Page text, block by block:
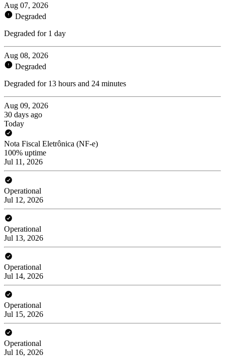
Aug 07, 2026
Degraded
Degraded for 1 day
Aug 08, 2026
Degraded
Degraded for 13 hours and 24 minutes
Aug 09, 2026
30 days ago
Today
Nota Fiscal Eletrônica (NF-e)
100% uptime
Jul 11, 2026
Operational
Jul 12, 2026
Operational
Jul 13, 2026
Operational
Jul 14, 2026
Operational
Jul 15, 2026
Operational
Jul 16, 2026